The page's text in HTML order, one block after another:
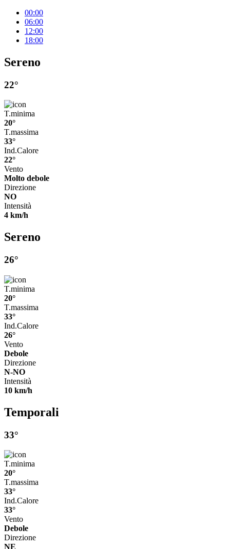
00:00
06:00
12:00
18:00
Sereno
22°
T.minima
20°
T.massima
33°
Ind.Calore
22°
Vento
Molto debole
Direzione
NO
Intensità
4 km/h
Sereno
26°
T.minima
20°
T.massima
33°
Ind.Calore
26°
Vento
Debole
Direzione
N-NO
Intensità
10 km/h
Temporali
33°
T.minima
20°
T.massima
33°
Ind.Calore
33°
Vento
Debole
Direzione
NE